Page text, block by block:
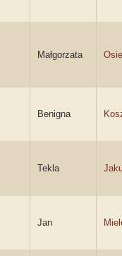
Małgorzata
Benigna
Tekla
Jan